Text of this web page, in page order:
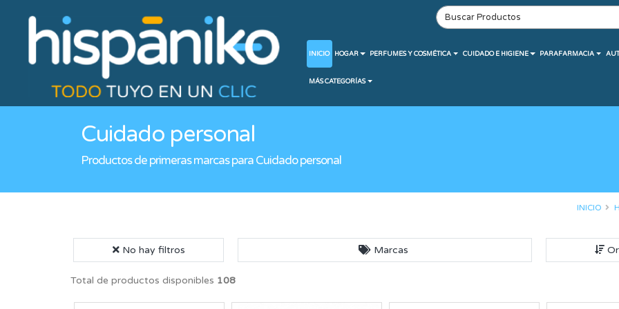
INICIO HOGAR PERFUMES Y COSMÉTICA CUIDADO E HIGIENE PARAFARMACIA
MÁS CATEGORÍAS
Cuidado personal
Productos de primeras marcas para Cuidado personal
INICIO
No hay filtros Marcas
Total de productos disponibles 108